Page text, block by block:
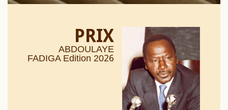
PRIX
ABDOULAYE
FADIGA Edition 2026